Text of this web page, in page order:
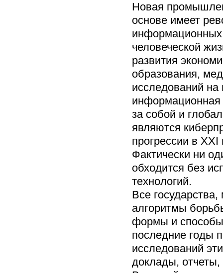
Новая
основе имеет
информационных
человеческой
развития
образования,
исследований
информационная
за собой и
являются
прогрессии в
Фактически ни
обходится без
технологий.
Все
алгоритмы
формы и способы
последние годы
исследований
доклады,